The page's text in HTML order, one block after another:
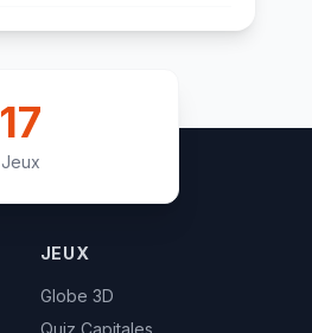
17
Jeux
JEUX
Globe 3D
Quiz Capitales